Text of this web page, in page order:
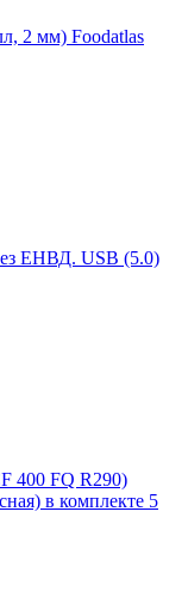
2 мм) Foodatlas
ЕНВД. USB (5.0)
400 FQ R290)
в комплекте 5